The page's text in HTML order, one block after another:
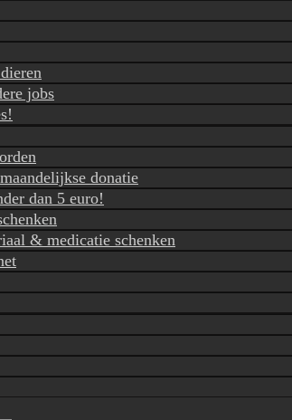
jobs
donatie
dan 5 euro!
& medicatie schenken